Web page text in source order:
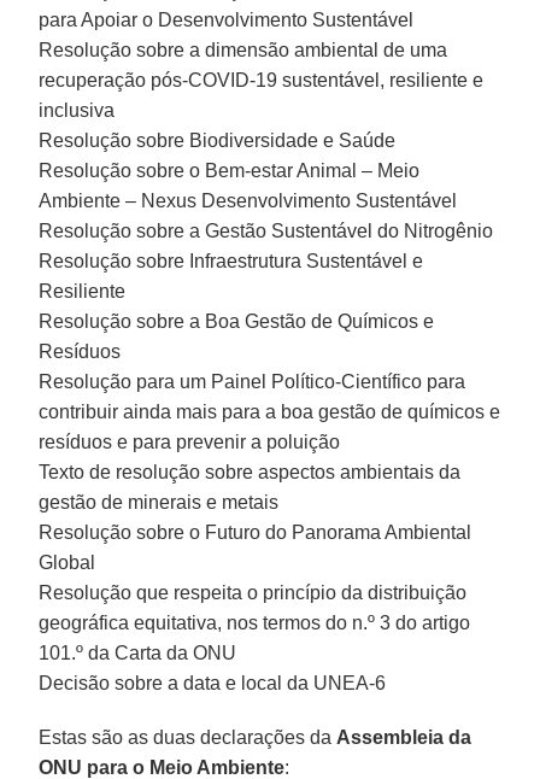
para Apoiar o Desenvolvimento Sustentável
Resolução sobre a dimensão ambiental de uma
recuperação pós-COVID-19 sustentável, resiliente e
inclusiva
Resolução sobre Biodiversidade e Saúde
Resolução sobre o Bem-estar Animal – Meio
Ambiente – Nexus Desenvolvimento Sustentável
Resolução sobre a Gestão Sustentável do Nitrogênio
Resolução sobre Infraestrutura Sustentável e
Resiliente
Resolução sobre a Boa Gestão de Químicos e
Resíduos
Resolução para um Painel Político-Científico para
contribuir ainda mais para a boa gestão de químicos e
resíduos e para prevenir a poluição
Texto de resolução sobre aspectos ambientais da
gestão de minerais e metais
Resolução sobre o Futuro do Panorama Ambiental
Global
Resolução que respeita o princípio da distribuição
geográfica equitativa, nos termos do n.º 3 do artigo
101.º da Carta da ONU
Decisão sobre a data e local da UNEA-6
Estas são as duas declarações da Assembleia da
ONU para o Meio Ambiente: